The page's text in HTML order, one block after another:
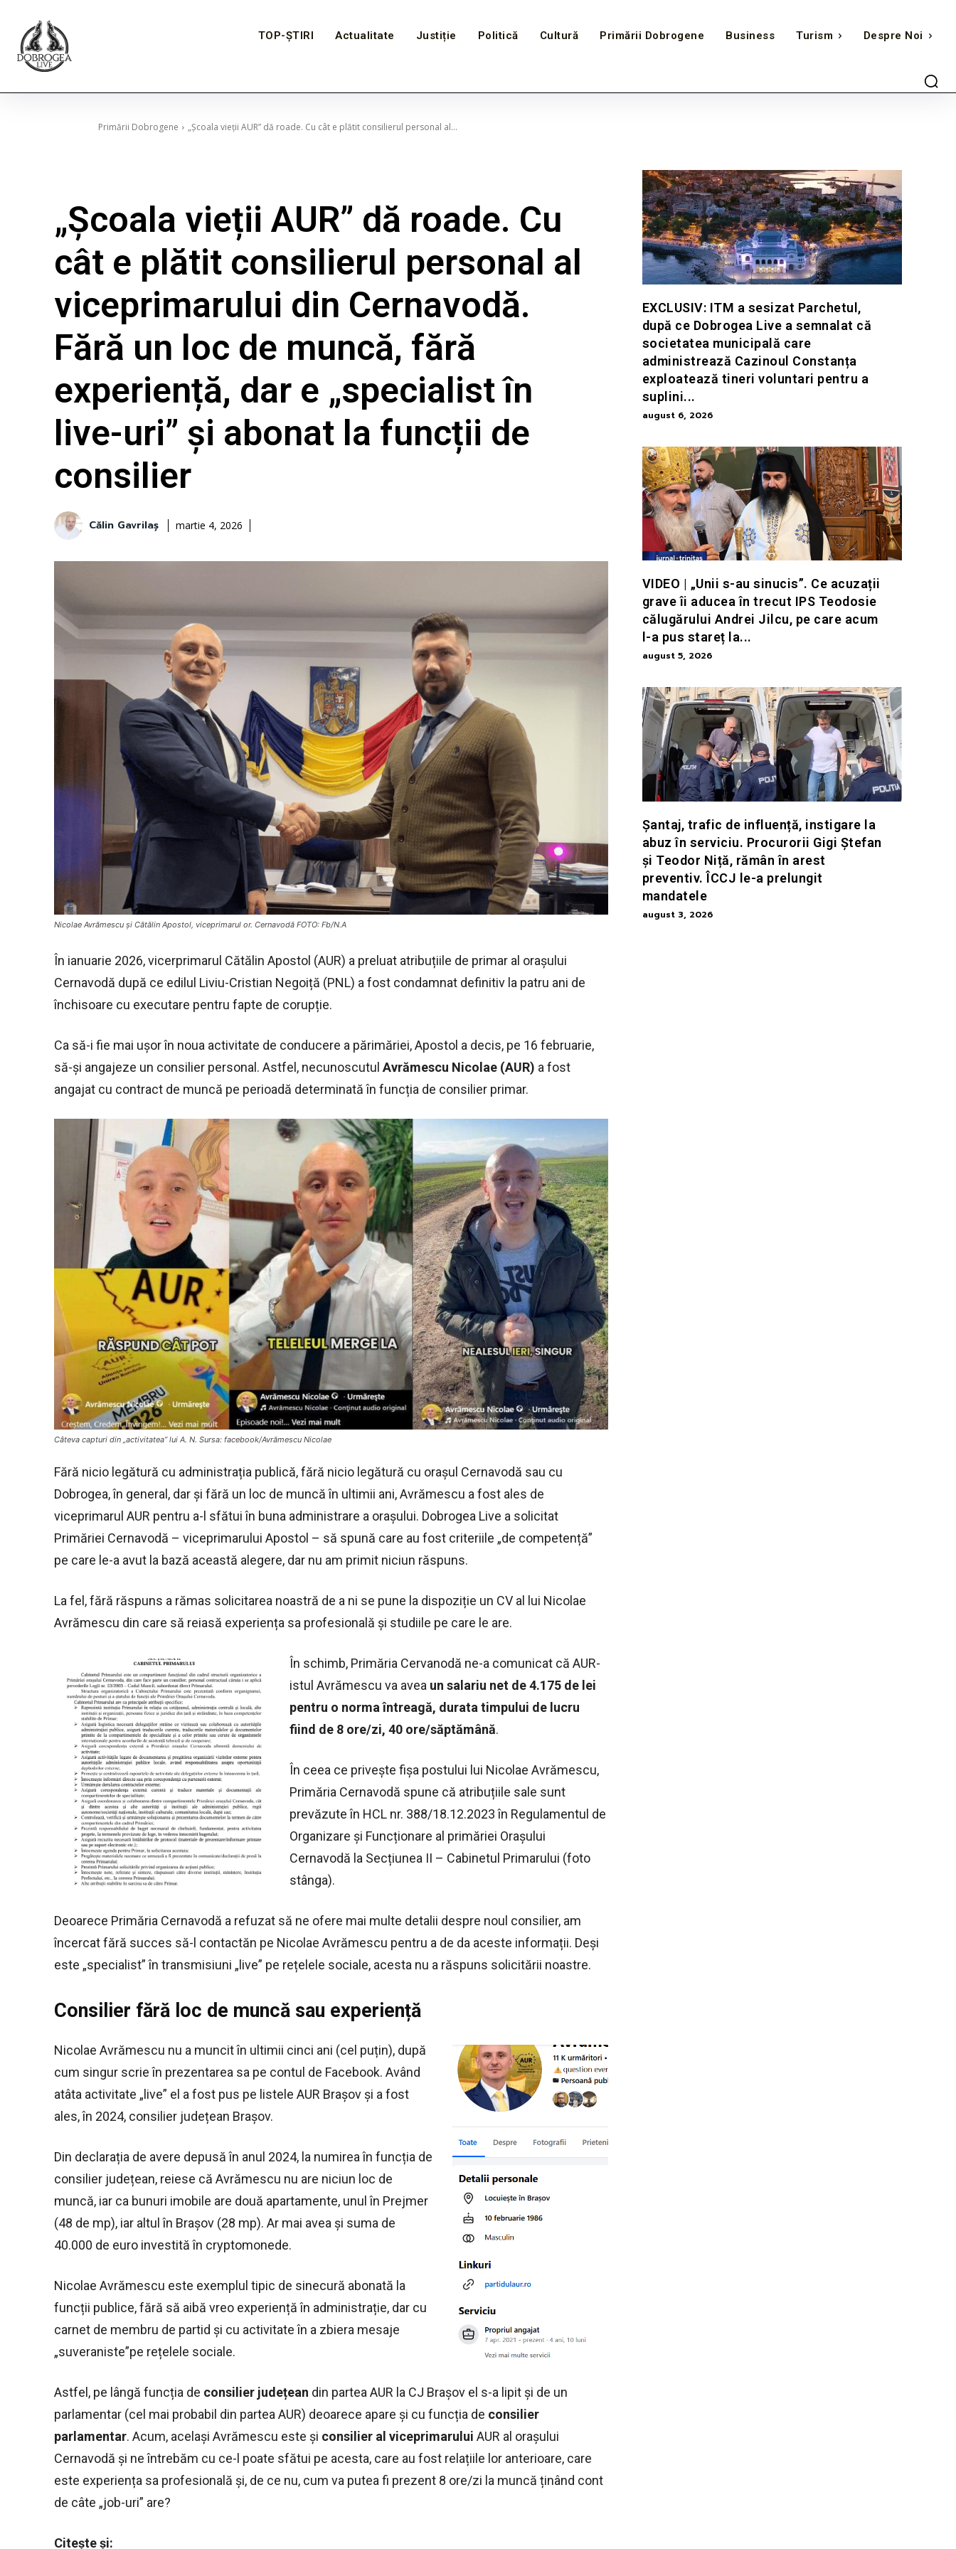
TOP-ȘTIRI Actualitate Justiție Politică Cultură Primării Dobrogene Business Turism Despre Noi
Primării Dobrogene „Școala vieții AUR” dă roade. Cu cât e plătit consilierul personal al...
„Școala vieții AUR” dă roade. Cu
cât e plătit consilierul personal al
viceprimarului din Cernavodă.
Fără un loc de muncă, fără
experiență, dar e „specialist în
live-uri” și abonat la funcții de
consilier
Călin Gavrilaș martie 4, 2026
Nicolae Avrămescu și Cătălin Apostol, viceprimarul or. Cernavodă FOTO: Fb/N.A
În ianuarie 2026, vicerprimarul Cătălin Apostol (AUR) a preluat atribuțiile de primar al orașului
Cernavodă după ce edilul Liviu-Cristian Negoiță (PNL) a fost condamnat definitiv la patru ani de
închisoare cu executare pentru fapte de corupție.
Ca să-i fie mai ușor în noua activitate de conducere a părimăriei, Apostol a decis, pe 16 februarie,
să-și angajeze un consilier personal. Astfel, necunoscutul Avrămescu Nicolae (AUR) a fost
angajat cu contract de muncă pe perioadă determinată în funcția de consilier primar.
Câteva capturi din „activitatea” lui A. N. Sursa: facebook/Avrămescu Nicolae
Fără nicio legătură cu administrația publică, fără nicio legătură cu orașul Cernavodă sau cu
Dobrogea, în general, dar și fără un loc de muncă în ultimii ani, Avrămescu a fost ales de
viceprimarul AUR pentru a-l sfătui în buna administrare a orașului. Dobrogea Live a solicitat
Primăriei Cernavodă – viceprimarului Apostol – să spună care au fost criteriile „de competență”
pe care le-a avut la bază această alegere, dar nu am primit niciun răspuns.
La fel, fără răspuns a rămas solicitarea noastră de a ni se pune la dispoziție un CV al lui Nicolae
Avrămescu din care să reiasă experiența sa profesională și studiile pe care le are.
În schimb, Primăria Cervanodă ne-a comunicat că AUR-
istul Avrămescu va avea un salariu net de 4.175 de lei
pentru o norma întreagă, durata timpului de lucru
fiind de 8 ore/zi, 40 ore/săptămână.
În ceea ce privește fișa postului lui Nicolae Avrămescu,
Primăria Cernavodă spune că atribuțiile sale sunt
prevăzute în HCL nr. 388/18.12.2023 în Regulamentul de
Organizare și Funcționare al primăriei Orașului
Cernavodă la Secțiunea II – Cabinetul Primarului (foto
stânga).
Deoarece Primăria Cernavodă a refuzat să ne ofere mai multe detalii despre noul consilier, am
încercat fără succes să-l contactăn pe Nicolae Avrămescu pentru a de da aceste informații. Deși
este „specialist” în transmisiuni „live” pe rețelele sociale, acesta nu a răspuns solicitării noastre.
Consilier fără loc de muncă sau experiență
Nicolae Avrămescu nu a muncit în ultimii cinci ani (cel puțin), după
cum singur scrie în prezentarea sa pe contul de Facebook. Având
atâta activitate „live” el a fost pus pe listele AUR Brașov și a fost
ales, în 2024, consilier județean Brașov.
Din declarația de avere depusă în anul 2024, la numirea în funcția de
consilier județean, reiese că Avrămescu nu are niciun loc de
muncă, iar ca bunuri imobile are două apartamente, unul în Prejmer
(48 de mp), iar altul în Brașov (28 mp). Ar mai avea și suma de
40.000 de euro investită în cryptomonede.
Nicolae Avrămescu este exemplul tipic de sinecură abonată la
funcții publice, fără să aibă vreo experiență în administrație, dar cu
carnet de membru de partid și cu activitate în a zbiera mesaje
„suveraniste”pe rețelele sociale.
Astfel, pe lângă funcția de consilier județean din partea AUR la CJ Brașov el s-a lipit și de un
parlamentar (cel mai probabil din partea AUR) deoarece apare și cu funcția de consilier
parlamentar. Acum, același Avrămescu este și consilier al viceprimarului AUR al orașului
Cernavodă și ne întrebăm cu ce-l poate sfătui pe acesta, care au fost relațiile lor anterioare, care
este experiența sa profesională și, de ce nu, cum va putea fi prezent 8 ore/zi la muncă ținând cont
de câte „job-uri” are?
Citește și:
EXCLUSIV: ITM a sesizat Parchetul,
după ce Dobrogea Live a semnalat că
societatea municipală care
administrează Cazinoul Constanța
exploatează tineri voluntari pentru a
suplini...
august 6, 2026
VIDEO | „Unii s-au sinucis”. Ce acuzații
grave îi aducea în trecut IPS Teodosie
călugărului Andrei Jilcu, pe care acum
l-a pus stareț la...
august 5, 2026
Șantaj, trafic de influență, instigare la
abuz în serviciu. Procurorii Gigi Ștefan
și Teodor Niță, rămân în arest
preventiv. ÎCCJ le-a prelungit
mandatele
august 3, 2026